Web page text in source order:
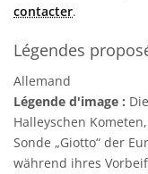
contacter.
Légendes
Allemand
Légende d'image :
Halleyschen
Sonde „Giotto“ der
während ihres